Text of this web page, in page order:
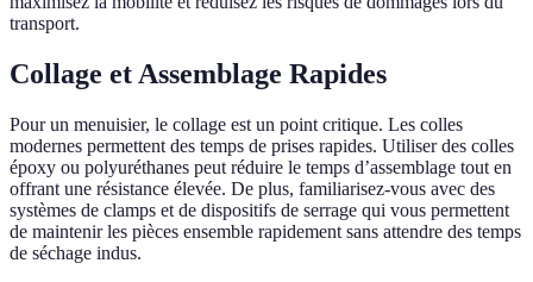
transport.
Collage et Assemblage Rapides
Pour un menuisier, le collage est un point critique. Les colles
modernes permettent des temps de prises rapides. Utiliser des colles
époxy ou polyuréthanes peut réduire le temps d’assemblage tout en
offrant une résistance élevée. De plus, familiarisez-vous avec des
systèmes de clamps et de dispositifs de serrage qui vous permettent
de maintenir les pièces ensemble rapidement sans attendre des temps
de séchage indus.